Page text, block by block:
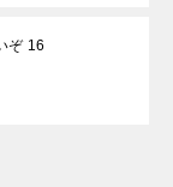
ぞ 16